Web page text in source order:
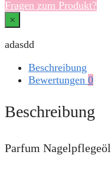
Fragen zum Produkt?
×
adasdd
Beschreibung
Bewertungen 0
Beschreibung
Parfum Nagelpflegeöl